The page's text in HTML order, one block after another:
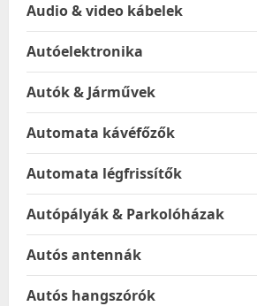
Audio & video kábelek
Autóelektronika
Autók & Járművek
Automata kávéfőzők
Automata légfrissítők
Autópályák & Parkolóházak
Autós antennák
Autós hangszórók